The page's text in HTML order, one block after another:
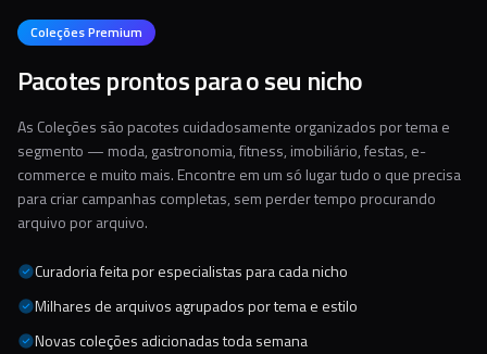
Coleções Premium
Pacotes prontos para o seu nicho
As Coleções são pacotes cuidadosamente organizados por tema e
segmento — moda, gastronomia, fitness, imobiliário, festas, e-
commerce e muito mais. Encontre em um só lugar tudo o que precisa
para criar campanhas completas, sem perder tempo procurando
arquivo por arquivo.
Curadoria feita por especialistas para cada nicho
Milhares de arquivos agrupados por tema e estilo
Novas coleções adicionadas toda semana